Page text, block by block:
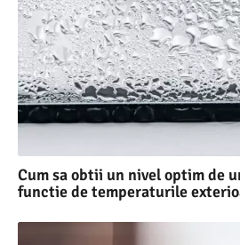
Cum sa obtii un nivel optim de
functie de temperaturile